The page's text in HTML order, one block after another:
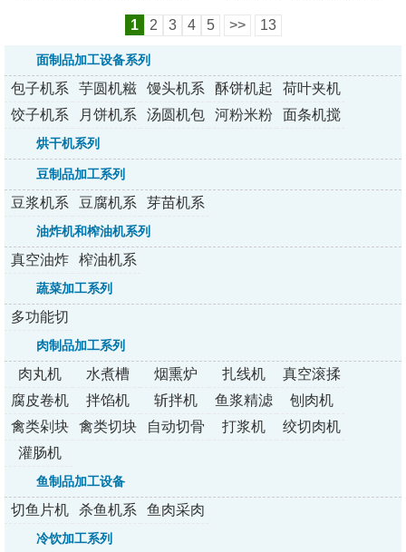
1 2 3 4 5 >> 13
面制品加工设备系列
包子机系
列
芋圆机糍
粑机系列
馒头机系
列
酥饼机起
酥机系列
荷叶夹机
系列
饺子机系
列
月饼机系
列
汤圆机包
河粉米粉
面条机搅
烘干机系列
豆制品加工系列
豆浆机系
列
豆腐机系
列
芽苗机系
油炸机和榨油机系列
真空油炸
机
榨油机系
列
蔬菜加工系列
多功能切
菜机
肉制品加工系列
肉丸机 水煮槽 烟熏炉 扎线机
真空滚揉
机
腐皮卷机 拌馅机 斩拌机
鱼浆精滤
机
刨肉机
禽类剁块
机
禽类切块
自动切骨
打浆机
绞切肉机
灌肠机
鱼制品加工设备
切鱼片机
系列
杀鱼机系
列
鱼肉采肉
冷饮加工系列